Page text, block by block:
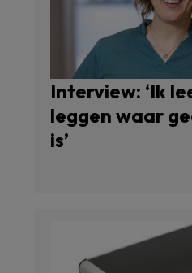
Interview: ‘Ik
leggen waar
is’